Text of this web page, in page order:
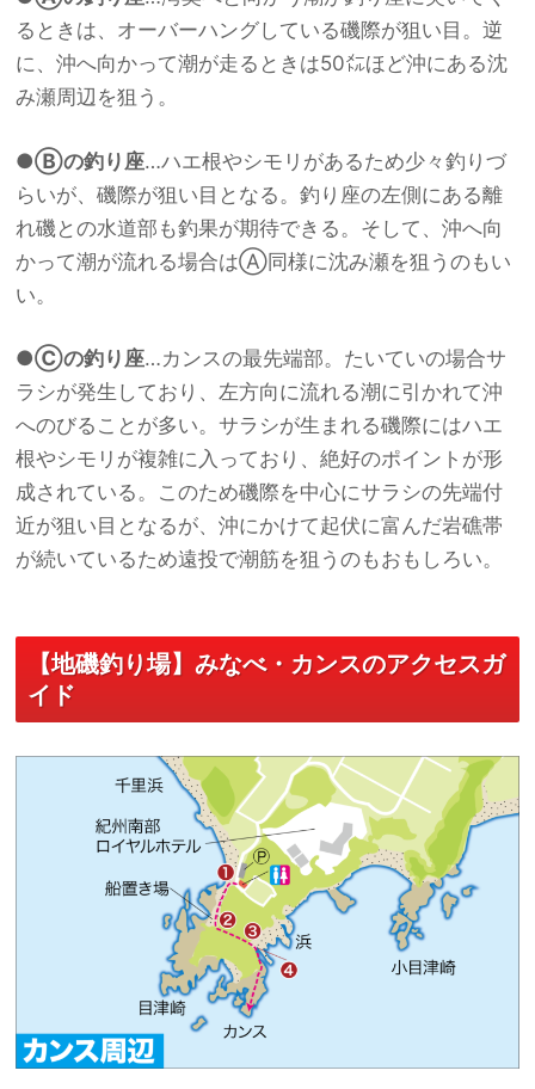
るときは、オーバーハングしている磯際が狙い目。逆
に、沖へ向かって潮が走るときは50㍍ほど沖にある沈
み瀬周辺を狙う。
●Ⓑの釣り座…ハエ根やシモリがあるため少々釣りづ
らいが、磯際が狙い目となる。釣り座の左側にある離
れ磯との水道部も釣果が期待できる。そして、沖へ向
かって潮が流れる場合はⒶ同様に沈み瀬を狙うのもい
い。
●Ⓒの釣り座…カンスの最先端部。たいていの場合サ
ラシが発生しており、左方向に流れる潮に引かれて沖
へのびることが多い。サラシが生まれる磯際にはハエ
根やシモリが複雑に入っており、絶好のポイントが形
成されている。このため磯際を中心にサラシの先端付
近が狙い目となるが、沖にかけて起伏に富んだ岩礁帯
が続いているため遠投で潮筋を狙うのもおもしろい。
【地磯釣り場】みなべ・カンスのアクセスガ
イド